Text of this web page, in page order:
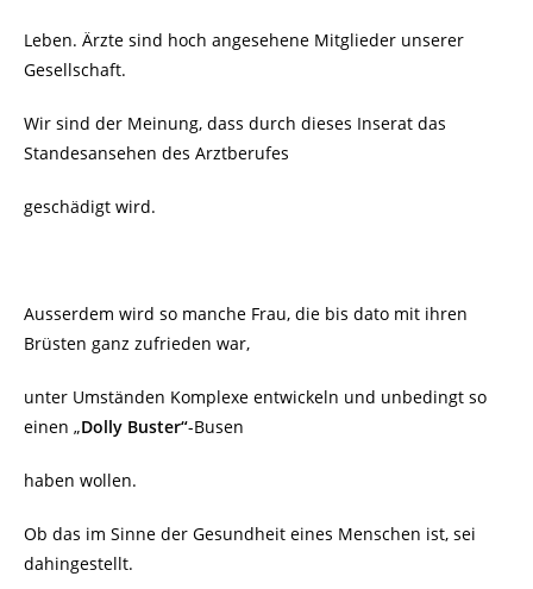
Leben. Ärzte sind hoch angesehene Mitglieder unserer
Gesellschaft.
Wir sind der Meinung, dass durch dieses Inserat das
Standesansehen des Arztberufes
geschädigt wird.
Ausserdem wird so manche Frau, die bis dato mit ihren
Brüsten ganz zufrieden war,
unter Umständen Komplexe entwickeln und unbedingt so
einen „Dolly Buster“-Busen
haben wollen.
Ob das im Sinne der Gesundheit eines Menschen ist, sei
dahingestellt.